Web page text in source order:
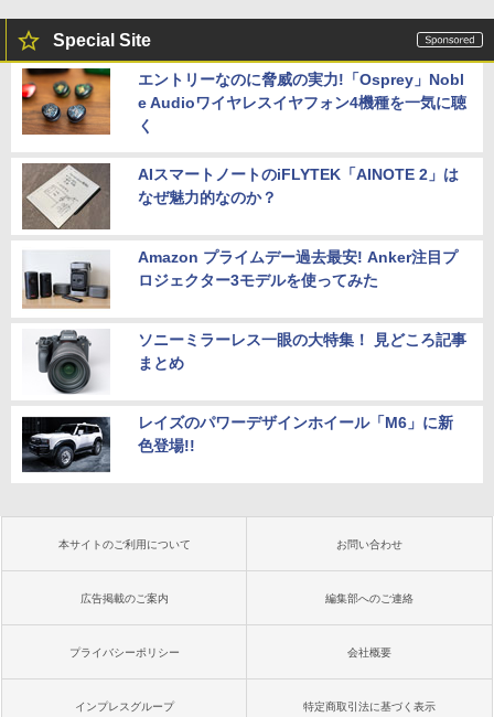
Special Site
エントリーなのに脅威の実力!「Osprey」Nobl
e Audioワイヤレスイヤフォン4機種を一気に聴
く
AIスマートノートのiFLYTEK「AINOTE 2」は
なぜ魅力的なのか？
Amazon プライムデー過去最安! Anker注目プ
ロジェクター3モデルを使ってみた
ソニーミラーレス一眼の大特集！ 見どころ記事
まとめ
レイズのパワーデザインホイール「M6」に新
色登場!!
本サイトのご利用について お問い合わせ
広告掲載のご案内 編集部へのご連絡
プライバシーポリシー 会社概要
インプレスグループ 特定商取引法に基づく表示